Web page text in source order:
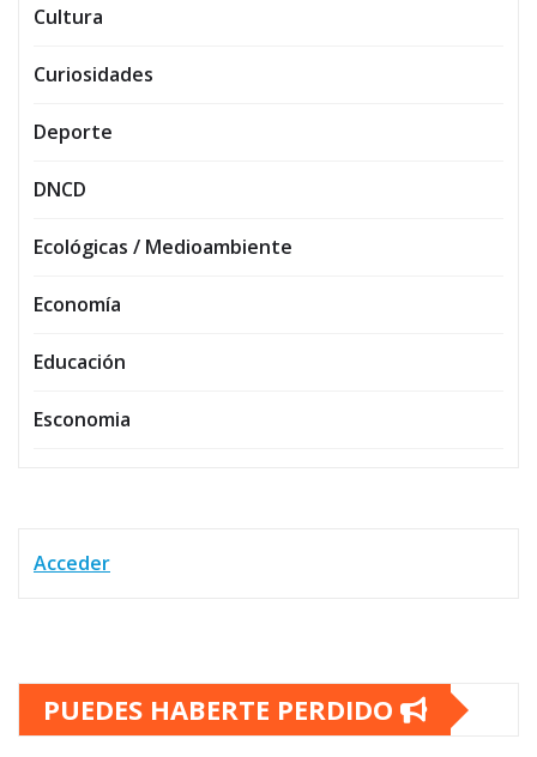
Cultura
Curiosidades
Deporte
DNCD
Ecológicas / Medioambiente
Economía
Educación
Esconomia
Acceder
PUEDES HABERTE PERDIDO